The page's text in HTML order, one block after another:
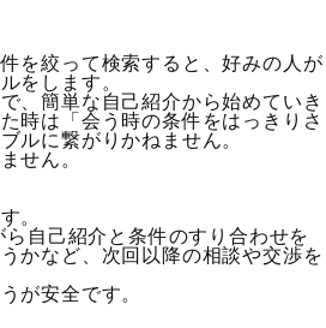
を絞って検索すると、好みの人が
をします。
、簡単な自己紹介から始めていき
時は「会う時の条件をはっきりさ
ルに繋がりかねません。
せん。
。
自己紹介と条件のすり合わせを
かなど、次回以降の相談や交渉を
が安全です。